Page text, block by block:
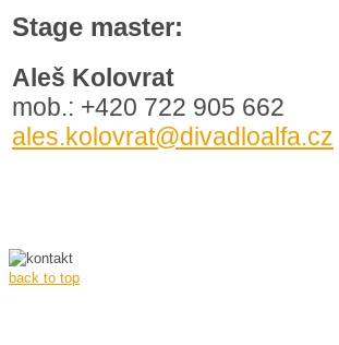
Stage master:
Aleš Kolovrat
mob.: +420 722 905 662
ales.kolovrat@divadloalfa.cz
back to top